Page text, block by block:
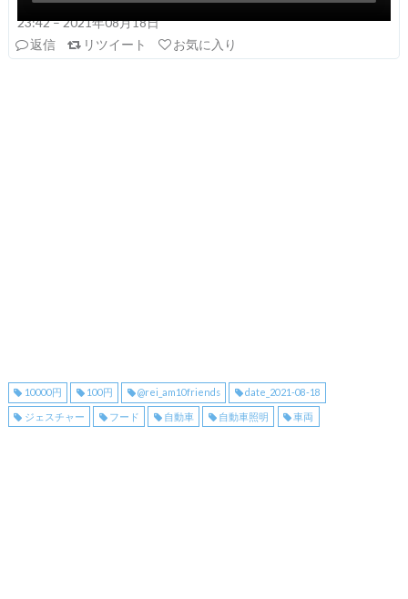
23:42 – 2021年08月18日
返信
リツイート お気に入り
10000円 100円 @rei_am10friends date_2021-08-18
ジェスチャー フード 自動車 自動車照明 車両